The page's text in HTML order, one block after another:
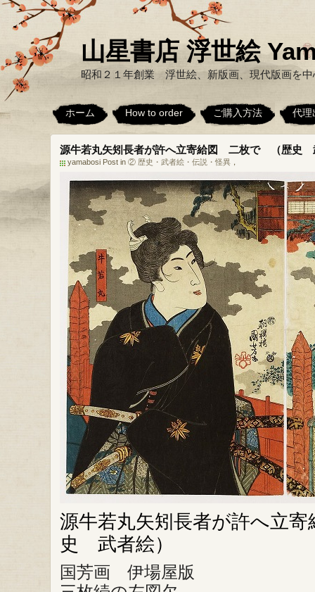
山星書店 浮世絵
昭和２１年創業 浮世絵、新版画、現代版画を
ホーム How to order ご購入方法 代理
源牛若丸矢矧長者が許へ立寄給図 二枚で （歴史
yamabosi Post in ② 歴史・武者絵・伝説・怪異 ，
源牛若丸矢矧長者が許へ立
史 武者絵）
国芳画 伊場屋版